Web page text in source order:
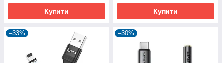
Купити Купити
–33% –30%